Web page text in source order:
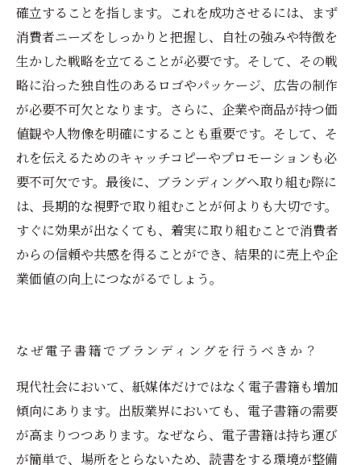
確立することを指します。これを成功させるには、まず
消費者ニーズをしっかりと把握し、自社の強みや特徴を
生かした戦略を立てることが必要です。そして、その戦
略に沿った独自性のあるロゴやパッケージ、広告の制作
が必要不可欠となります。さらに、企業や商品が持つ価
値観や人物像を明確にすることも重要です。そして、そ
れを伝えるためのキャッチコピーやプロモーションも必
要不可欠です。最後に、ブランディングへ取り組む際に
は、長期的な視野で取り組むことが何よりも大切です。
すぐに効果が出なくても、着実に取り組むことで消費者
からの信頼や共感を得ることができ、結果的に売上や企
業価値の向上につながるでしょう。
なぜ電子書籍でブランディングを行うべきか？
現代社会において、紙媒体だけではなく電子書籍も増加
傾向にあります。出版業界においても、電子書籍の需要
が高まりつつあります。なぜなら、電子書籍は持ち運び
が簡単で、場所をとらないため、読書をする環境が整備